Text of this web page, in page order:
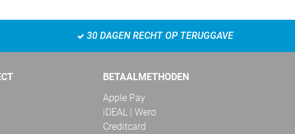
30 DAGEN RECHT OP TERUGGAVE
BETAALMETHODEN
Apple Pay
iDEAL | Wero
Creditcard